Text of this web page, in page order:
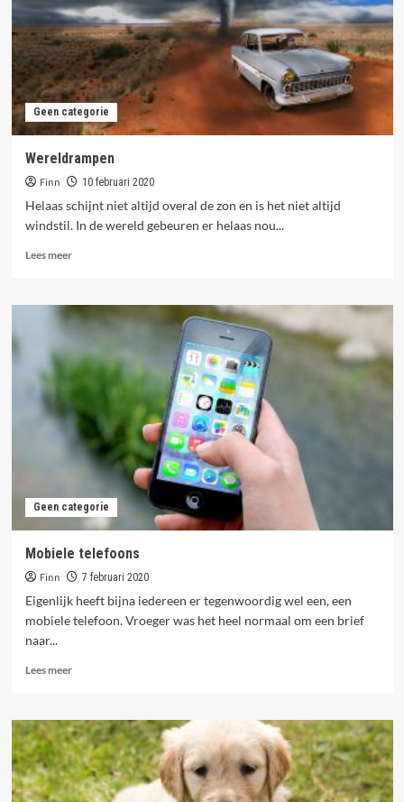
tennis
Geen categorie
Wereldrampen
Finn 10 februari 2020
Helaas schijnt niet altijd overal de zon en is het niet altijd
windstil. In de wereld gebeuren er helaas nou...
Lees meerLees
Wereldrampen
Geen categorie
Mobiele telefoons
Finn 7 februari 2020
Eigenlijk heeft bijna iedereen er tegenwoordig wel een, een
mobiele telefoon. Vroeger was het heel normaal om een brief
naar...
Lees meerLees
Mobiele
telefoons